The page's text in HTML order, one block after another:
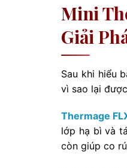
Mini
Giải
Sau khi hiểu
vì sao lại
Thermage
lớp hạ bì và
còn giúp co